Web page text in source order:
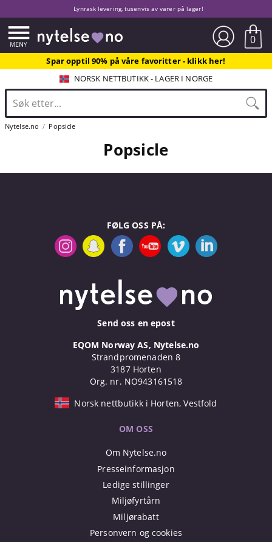
Lynrask levering, tusenvis av varer på lager!
0
Spar opptil 90% på våre favoritter - klikk her!
NORSK NETTBUTIKK - LAGER I NORGE
Nytelse.no Popsicle
Popsicle
FØLG OSS PÅ:
Send oss en epost
EQOM Norway AS, Nytelse.no
Strandpromenaden 8
3187 Horten
Org. nr. NO943161518
Norsk nettbutikk i Horten, Vestfold
OM OSS
Om Nytelse.no
Presseinformasjon
Ledige stillinger
Miljøfyrtårn
Miljørabatt
Personvern og cookies